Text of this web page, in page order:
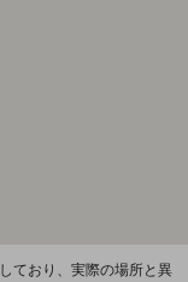
ており、実際の場所と異